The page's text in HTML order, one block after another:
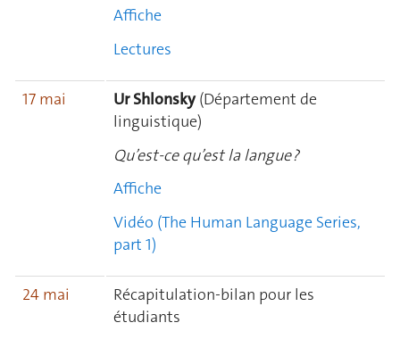
Affiche
Lectures
17 mai Ur Shlonsky(Département de
linguistique)
Qu’est-ce qu’est la langue ?
Affiche
Vidéo (The Human Language Series,
part 1)
24 mai
Récapitulation-bilan pour les
étudiants